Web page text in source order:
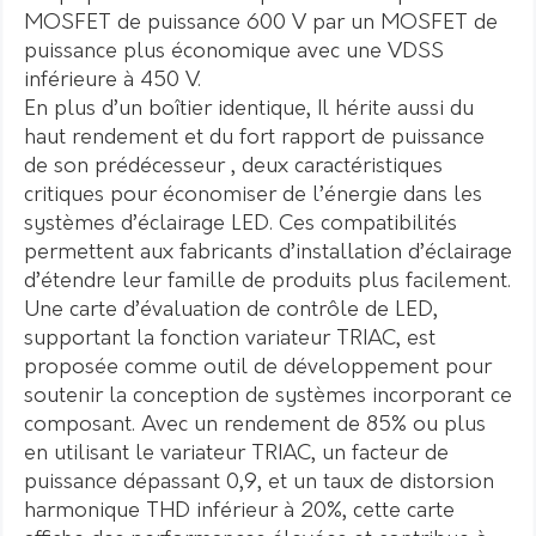
MOSFET de puissance 600 V par un MOSFET de
puissance plus économique avec une VDSS
inférieure à 450 V.
En plus d’un boîtier identique, Il hérite aussi du
haut rendement et du fort rapport de puissance
de son prédécesseur , deux caractéristiques
critiques pour économiser de l’énergie dans les
systèmes d’éclairage LED. Ces compatibilités
permettent aux fabricants d’installation d’éclairage
d’étendre leur famille de produits plus facilement.
Une carte d’évaluation de contrôle de LED,
supportant la fonction variateur TRIAC, est
proposée comme outil de développement pour
soutenir la conception de systèmes incorporant ce
composant. Avec un rendement de 85% ou plus
en utilisant le variateur TRIAC, un facteur de
puissance dépassant 0,9, et un taux de distorsion
harmonique THD inférieur à 20%, cette carte